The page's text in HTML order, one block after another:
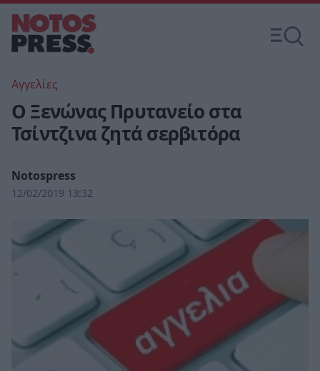
Αγγελίες
Ο Ξενώνας Πρυτανείο στα
Τσίντζινα ζητά σερβιτόρα
Notospress
12/02/2019 13:32